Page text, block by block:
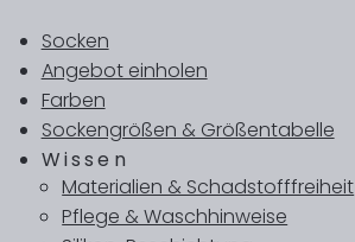
Socken
Angebot einholen
Farben
Sockengrößen & Größentabelle
Wissen
Materialien & Schadstofffreiheit
Pflege & Waschhinweise